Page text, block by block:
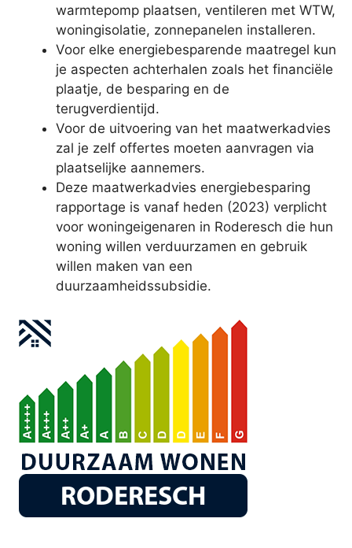
warmtepomp plaatsen, ventileren met WTW,
woningisolatie, zonnepanelen installeren.
Voor elke energiebesparende maatregel kun
je aspecten achterhalen zoals het financiële
plaatje, de besparing en de
terugverdientijd.
Voor de uitvoering van het maatwerkadvies
zal je zelf offertes moeten aanvragen via
plaatselijke aannemers.
Deze maatwerkadvies energiebesparing
rapportage is vanaf heden (2023) verplicht
voor woningeigenaren in Roderesch die hun
woning willen verduurzamen en gebruik
willen maken van een
duurzaamheidssubsidie.